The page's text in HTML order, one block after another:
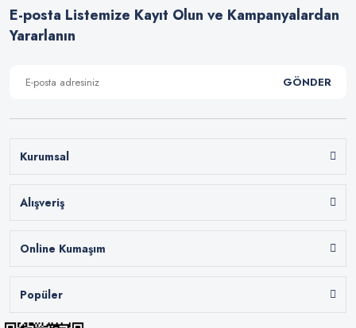
E-posta Listemize Kayıt Olun ve Kampanyalardan
Yararlanın
GÖNDER
Kurumsal
Alışveriş
Online Kumaşım
Popüler